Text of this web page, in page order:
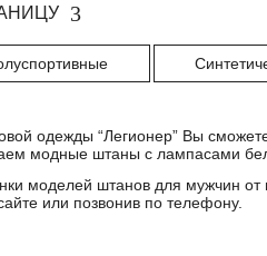
одежды “Легионер” Вы
модные штаны с лампасами
моделей штанов для мужчин
или позвонив по телефону.